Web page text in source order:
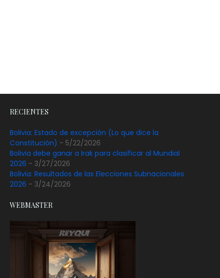
RECIENTES
Bolivia: Estado de excepción (Lo que dice la
Constitución) - 5/22/2026
Bolivia debe ganar a Irak para clasificar al Mundial
2026 - 3/27/2026
Bolivia: Resultados de las Elecciones Subnacionales
2026 - 3/24/2026
WEBMASTER